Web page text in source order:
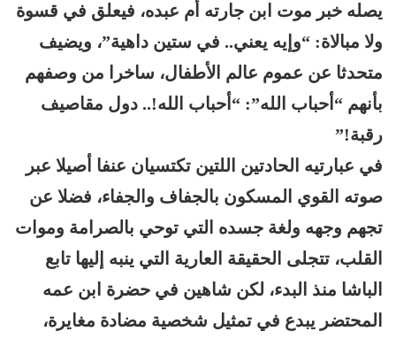
يصله خبر موت ابن جارته أم عبده، فيعلق في قسوة
ولا مبالاة: “وإيه يعني.. في ستين داهية”، ويضيف
متحدثا عن عموم عالم الأطفال، ساخرا من وصفهم
بأنهم “أحباب الله”: “أحباب الله!.. دول مقاصيف
رقبة!”
في عبارتيه الحادتين اللتين تكتسيان عنفا أصيلا عبر
صوته القوي المسكون بالجفاف والجفاء، فضلا عن
تجهم وجهه ولغة جسده التي توحي بالصرامة وموات
القلب، تتجلى الحقيقة العارية التي ينبه إليها تابع
الباشا منذ البدء، لكن شاهين في حضرة ابن عمه
المحتضر يبدع في تمثيل شخصية مضادة مغايرة،